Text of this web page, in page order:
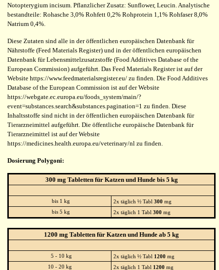
Notopterygium incisum. Pflanzlicher Zusatz: Sunflower, Leucin. Analytische
bestandteile: Rohasche 3,0% Rohfett 0,2% Rohprotein 1,1% Rohfaser 8,0%
Natrium 0,4%.
Diese Zutaten sind alle in der öffentlichen europäischen Datenbank für
Nährstoffe (Feed Materials Register) und in der öffentlichen europäischen
Datenbank für Lebensmittelzusatzstoffe (Food Additives Database of the
European Commission) aufgeführt. Das Feed Materials Register ist auf der
Website https://www.feedmaterialsregister.eu/ zu finden. Die Food Additives
Database of the European Commission ist auf der Website
https://webgate.ec.europa.eu/foods_system/main/?
event=substances.search&substances.pagination=1 zu finden. Diese
Inhaltsstoffe sind nicht in der öffentlichen europäischen Datenbank für
Tierarzneimittel aufgeführt. Die öffentliche europäische Datenbank für
Tierarzneimittel ist auf der Website
https://medicines.health.europa.eu/veterinary/nl zu finden.
Dosierung Polygoni:
300 mg Tabletten für Katzen und Hunde bis 5 kg
bis 1 kg 2x täglich ½ Tabl 300 mg
bis 5 kg
2x täglich 1 Tabl 300 mg
1200 mg Tabletten für Katzen und Hunde ab 5 kg
5 - 10 kg 2x täglich ½ Tabl 1200 mg
10 - 20 kg
2x täglich 1 Tabl 1200 mg